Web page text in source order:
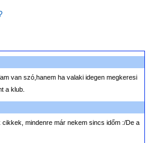
van szó,hanem ha valaki idegen megkeresi
a klub.
mindenre már nekem sincs időm :/De a